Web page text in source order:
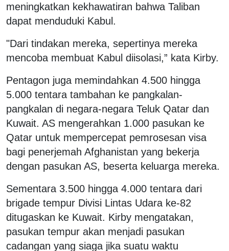
meningkatkan kekhawatiran bahwa Taliban
dapat menduduki Kabul.
"Dari tindakan mereka, sepertinya mereka
mencoba membuat Kabul diisolasi,” kata Kirby.
Pentagon juga memindahkan 4.500 hingga
5.000 tentara tambahan ke pangkalan-
pangkalan di negara-negara Teluk Qatar dan
Kuwait. AS mengerahkan 1.000 pasukan ke
Qatar untuk mempercepat pemrosesan visa
bagi penerjemah Afghanistan yang bekerja
dengan pasukan AS, beserta keluarga mereka.
Sementara 3.500 hingga 4.000 tentara dari
brigade tempur Divisi Lintas Udara ke-82
ditugaskan ke Kuwait. Kirby mengatakan,
pasukan tempur akan menjadi pasukan
cadangan yang siaga jika suatu waktu